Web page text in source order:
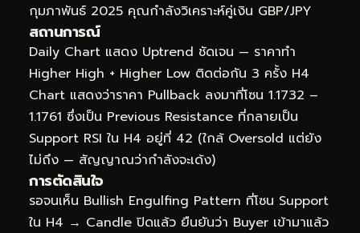
กุมภาพันธ์ 2025 คุณกำลังวิเคราะห์คู่เงิน GBP/JPY
สถานการณ์
Daily Chart แสดง Uptrend ชัดเจน — ราคาทำ
Higher High + Higher Low ติดต่อกัน 3 ครั้ง H4
Chart แสดงว่าราคา Pullback ลงมาที่โซน 1.1732 –
1.1761 ซึ่งเป็น Previous Resistance ที่กลายเป็น
Support RSI ใน H4 อยู่ที่ 42 (ใกล้ Oversold แต่ยัง
ไม่ถึง — สัญญาณว่ากำลังจะเด้ง)
การตัดสินใจ
รอจนเห็น Bullish Engulfing Pattern ที่โซน Support
ใน H4 → Candle ปิดแล้ว ยืนยันว่า Buyer เข้ามาแล้ว